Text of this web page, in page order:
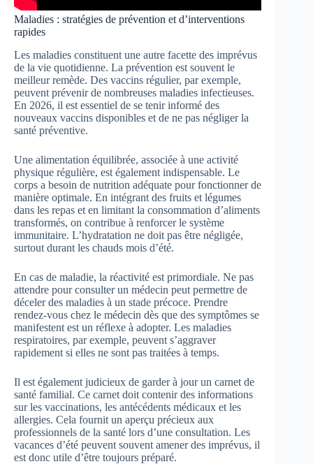
Maladies : stratégies de prévention et d’interventions
rapides
Les maladies constituent une autre facette des imprévus
de la vie quotidienne. La prévention est souvent le
meilleur remède. Des vaccins régulier, par exemple,
peuvent prévenir de nombreuses maladies infectieuses.
En 2026, il est essentiel de se tenir informé des
nouveaux vaccins disponibles et de ne pas négliger la
santé préventive.
Une alimentation équilibrée, associée à une activité
physique régulière, est également indispensable. Le
corps a besoin de nutrition adéquate pour fonctionner de
manière optimale. En intégrant des fruits et légumes
dans les repas et en limitant la consommation d’aliments
transformés, on contribue à renforcer le système
immunitaire. L’hydratation ne doit pas être négligée,
surtout durant les chauds mois d’été.
En cas de maladie, la réactivité est primordiale. Ne pas
attendre pour consulter un médecin peut permettre de
déceler des maladies à un stade précoce. Prendre
rendez-vous chez le médecin dès que des symptômes se
manifestent est un réflexe à adopter. Les maladies
respiratoires, par exemple, peuvent s’aggraver
rapidement si elles ne sont pas traitées à temps.
Il est également judicieux de garder à jour un carnet de
santé familial. Ce carnet doit contenir des informations
sur les vaccinations, les antécédents médicaux et les
allergies. Cela fournit un aperçu précieux aux
professionnels de la santé lors d’une consultation. Les
vacances d’été peuvent souvent amener des imprévus, il
est donc utile d’être toujours préparé.